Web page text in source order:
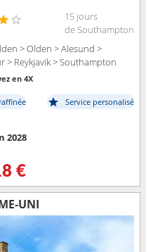
15 jours
de Southampton
> Olden > Alesund >
Reykjavik > Southampton
en 4X
Service personalisé
2028
€
UNI